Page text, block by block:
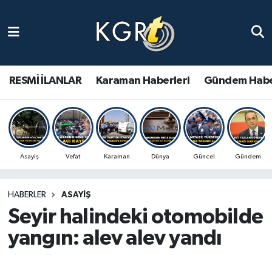
RESMİ İLANLAR Karaman Haberleri Gündem
Asayiş Vefat Karaman Dünya Güncel Gündem
HABERLER ASAYIŞ
Seyir halindeki otomobilde
yangın: alev alev yandı
Gündem Haberleri
Güncel Haberler
Spor Haberleri
Ulusal Haberler
Vefat Edenler